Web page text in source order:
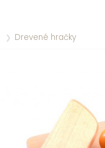
❯ Drevené hračky